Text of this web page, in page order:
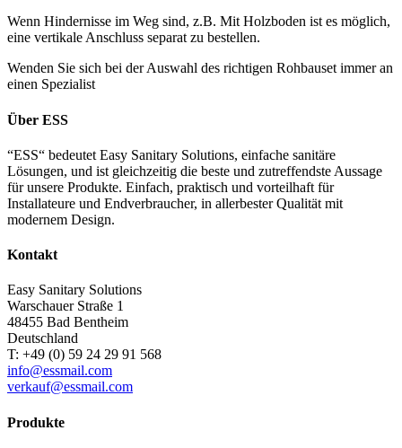
Wenn Hindernisse im Weg sind, z.B. Mit Holzboden ist es möglich,
eine vertikale Anschluss separat zu bestellen.
Wenden Sie sich bei der Auswahl des richtigen Rohbauset immer an
einen Spezialist
Über ESS
“ESS“ bedeutet Easy Sanitary Solutions, einfache sanitäre
Lösungen, und ist gleichzeitig die beste und zutreffendste Aussage
für unsere Produkte. Einfach, praktisch und vorteilhaft für
Installateure und Endverbraucher, in allerbester Qualität mit
modernem Design.
Kontakt
Easy Sanitary Solutions
Warschauer Straße 1
48455 Bad Bentheim
Deutschland
T: +49 (0) 59 24 29 91 568
info@essmail.com
verkauf@essmail.com
Produkte